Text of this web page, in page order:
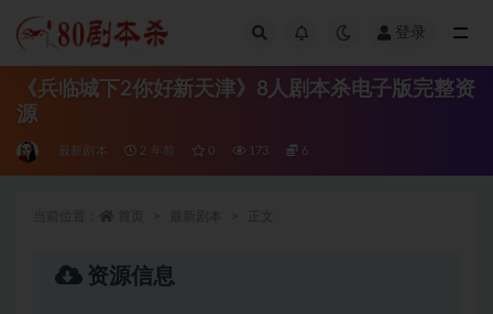
登录
《兵临城下2你好新天津》8人剧本杀电子版完整资
源
最新剧本 2 年前 0 173 6
资源信息